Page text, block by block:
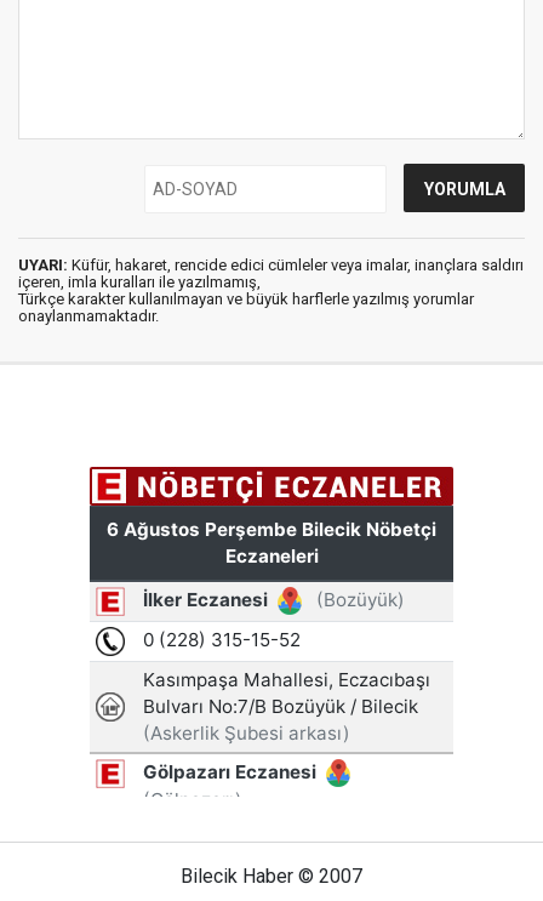
UYARI: Küfür, hakaret, rencide edici cümleler veya imalar, inançlara saldırı
içeren, imla kuralları ile yazılmamış,
Türkçe karakter kullanılmayan ve büyük harflerle yazılmış yorumlar
onaylanmamaktadır.
Bilecik Haber © 2007